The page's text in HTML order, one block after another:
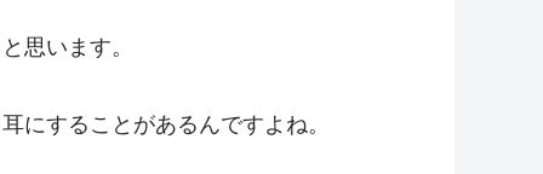
思います。
にすることがあるんですよね。